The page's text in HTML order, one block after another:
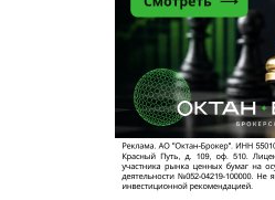
ждем официального
найден, полиция
телеграм-канал-
ник 10 мая 2021 в 02:18:
или сбежал или